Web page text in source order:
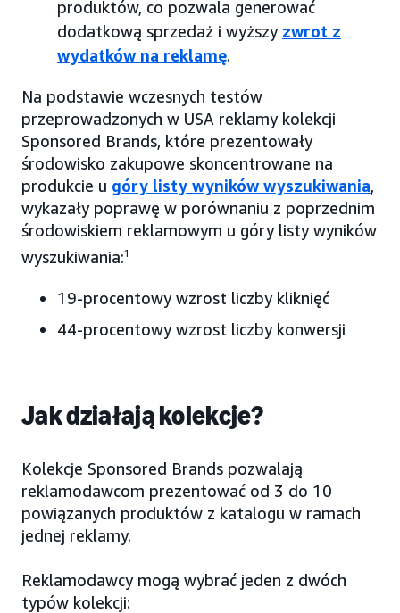
produktów, co pozwala generować
dodatkową sprzedaż i wyższy zwrot z
wydatków na reklamę.
Na podstawie wczesnych testów
przeprowadzonych w USA reklamy kolekcji
Sponsored Brands, które prezentowały
środowisko zakupowe skoncentrowane na
produkcie u góry listy wyników wyszukiwania,
wykazały poprawę w porównaniu z poprzednim
środowiskiem reklamowym u góry listy wyników
wyszukiwania:1
19-procentowy wzrost liczby kliknięć
44-procentowy wzrost liczby konwersji
Jak działają kolekcje?
Kolekcje Sponsored Brands pozwalają
reklamodawcom prezentować od 3 do 10
powiązanych produktów z katalogu w ramach
jednej reklamy.
Reklamodawcy mogą wybrać jeden z dwóch
typów kolekcji: